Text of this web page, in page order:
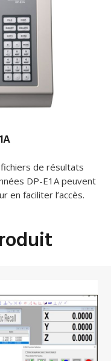
de résultats
DP-E1A peuvent
en faciliter l’accès.